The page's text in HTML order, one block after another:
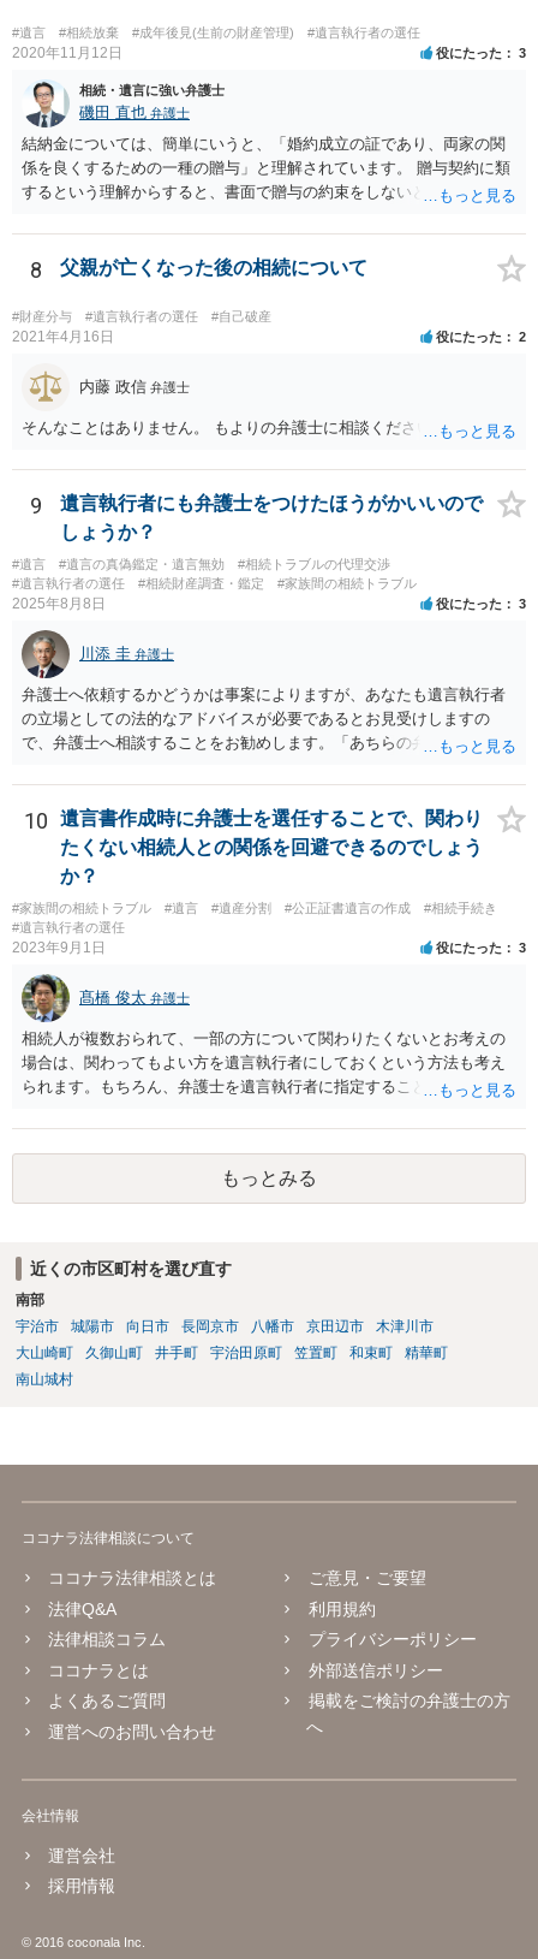
#遺言 #相続放棄 #成年後見(生前の財産管理) #遺言執行者の選任
2020年11月12日 役にたった 3
相続・遺言に強い弁護士
磯田 直也 弁護士
結納金については、簡単にいうと、「婚約成立の証であり、両家の関
係を良くするための一種の贈与」と理解されています。 贈与契約に類
するという理解からすると、書面で贈与の約束をしないと相手方は支
ことは困難です。 くれぐれも今後お気をつけください。 弁護士に対応
を依頼されるのも悪くはありませんが、感情的な理由が強いと思いま
8 父親が亡くなった後の相続について
#財産分与 #遺言執行者の選任 #自己破産
2021年4月16日 役にたった 2
内藤 政信 弁護士
そんなことはありません。 もよりの弁護士に相談ください。
9
遺言執行者にも弁護士をつけたほうがかいいので
しょうか？
#遺言 #遺言の真偽鑑定・遺言無効
#相続トラブルの代理交渉
#遺言執行者の選任
#相続財産調査・鑑定 #家族間の相続トラブル
2025年8月8日 役にたった 3
川添 圭 弁護士
弁護士へ依頼するかどうかは事案によりますが、あなたも遺言執行者
の立場としての法的なアドバイスが必要であるとお見受けしますの
で、弁護士へ相談することをお勧めします。「あちらの弁護士」（元
誘導しかしてこないと思います。
10
遺言書作成時に弁護士を選任することで、関わり
たくない相続人との関係を回避できるのでしょう
か？
#家族間の相続トラブル #遺言 #遺産分割 #公正証書遺言の作成
#相続手続き
#遺言執行者の選任
2023年9月1日 役にたった 3
髙橋 俊太 弁護士
相続人が複数おられて、一部の方について関わりたくないとお考えの
場合は、関わってもよい方を遺言執行者にしておくという方法も考え
られます。もちろん、弁護士を遺言執行者に指定することもできます
方に再委任の権限を付与しておくという方法もあります。 一度、弁護
士に直接ご相談されることをお勧めいたします。
もっとみる
近くの市区町村を選び直す
南部
宇治市
城陽市 向日市 長岡京市 八幡市 京田辺市
木津川市
大山崎町
久御山町 井手町 宇治田原町 笠置町 和束町
精華町
南山城村
ココナラ法律相談について
ココナラ法律相談とは
法律Q&A
法律相談コラム
ココナラとは
よくあるご質問
運営へのお問い合わせ
ご意見・ご要望
利用規約
プライバシーポリシー
外部送信ポリシー
掲載をご検討の弁護士の方
へ
会社情報
運営会社
採用情報
© 2016 coconala Inc.